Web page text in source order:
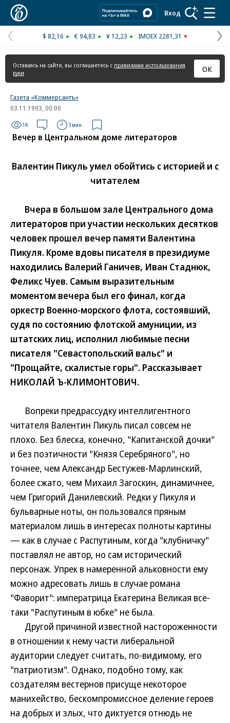
Вход
Предыдущая
страница
$ 82,16 € 94,83 ¥ 12,23 IMOEX 2281,31
Оставаясь на сайте, вы соглашаетесь с правилами использования
куки
ОК
Газета «Коммерсантъ»
03.11.1993, 00:00
1K 3 мин.
Вечер в Центральном доме литераторов
Валентин Пикуль умел обойтись с историей и с
читателем
Вчера в большом зале Центрального дома
литераторов при участии нескольких десятков
человек прошел вечер памяти Валентина
Пикуля. Кроме вдовы писателя в президиуме
находились Валерий Ганичев, Иван Стаднюк,
Феликс Чуев. Самым выразительным
моментом вечера был его финал, когда
оркестр Военно-морского флота, состоявший,
судя по состоянию флотской амуниции, из
штатских лиц, исполнил любимые песни
писателя "Севастопольский вальс" и
"Прощайте, скалистые горы". Рассказывает
НИКОЛАЙ Ъ-КЛИМОНТОВИЧ.
Вопреки предрассудку интеллигентного
читателя Валентин Пикуль писал совсем не
плохо. Без блеска, конечно, "Капитанской дочки"
и без поэтичности "Князя Серебряного", но
точнее, чем Александр Бестужев-Марлинский,
более сжато, чем Михаил Загоскин, динамичнее,
чем Григорий Данилевский. Редки у Пикуля и
бульварные ноты, он пользовался пряным
материалом лишь в интересах полноты картины
— как в случае с Распутиным, когда "клубничку"
поставлял не автор, но сам исторический
персонаж. Упрек в намеренной альковности ему
можно адресовать лишь в случае романа
"Фаворит": императрица Екатерина Великая все-
таки "Распутиным в юбке" не была.
Другой причиной известной настороженности
в отношении к нему части либеральной
аудитории следует считать, по-видимому, его
"патриотизм". Однако, подобно тому, как
создателям вестернов присуще некоторое
манихейство, бескомпромиссное деление героев
на добрых и злых, что диктуется отнюдь не